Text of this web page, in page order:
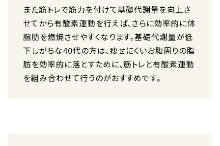
また筋トレで筋力を付けて基礎代謝量を向上さ
せてから有酸素運動を行えば、さらに効率的に体
脂肪を燃焼させやすくなります。基礎代謝量が低
下しがちな40代の方は、痩せにくいお腹周りの脂
肪を効率的に落とすために、筋トレと有酸素運動
を組み合わせて行うのがおすすめです。